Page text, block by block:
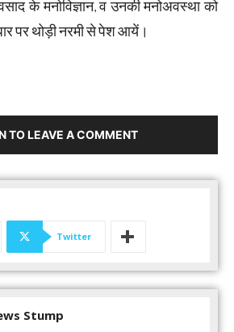
के मनोविज्ञान, व उनकी मनोअवस्था को
पर थोड़ी नरमी से पेश आयें।
TO LEAVE A COMMENT
Twitter
Stump